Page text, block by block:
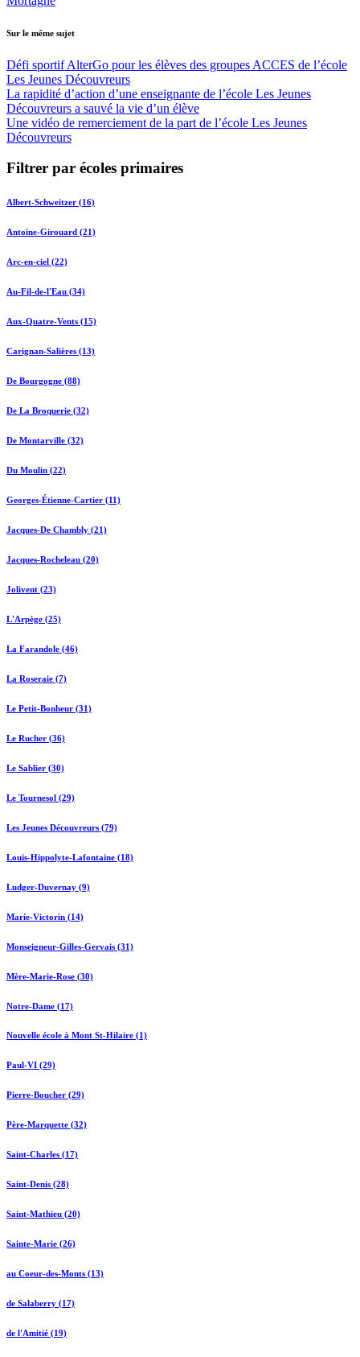
Sur le même sujet
Défi sportif AlterGo pour les élèves des groupes ACCES de l’école
Les Jeunes Découvreurs
La rapidité d’action d’une enseignante de l’école Les Jeunes
Découvreurs a sauvé la vie d’un élève
Une vidéo de remerciement de la part de l’école Les Jeunes
Découvreurs
Filtrer par écoles primaires
Albert-Schweitzer (16)
Antoine-Girouard (21)
Arc-en-ciel (22)
Au-Fil-de-l'Eau (34)
Aux-Quatre-Vents (15)
Carignan-Salières (13)
De Bourgogne (88)
De La Broquerie (32)
De Montarville (32)
Du Moulin (22)
Georges-Étienne-Cartier (11)
Jacques-De Chambly (21)
Jacques-Rocheleau (20)
Jolivent (23)
L'Arpège (25)
La Farandole (46)
La Roseraie (7)
Le Petit-Bonheur (31)
Le Rucher (36)
Le Sablier (30)
Le Tournesol (29)
Les Jeunes Découvreurs (79)
Louis-Hippolyte-Lafontaine (18)
Ludger-Duvernay (9)
Marie-Victorin (14)
Monseigneur-Gilles-Gervais (31)
Mère-Marie-Rose (30)
Notre-Dame (17)
Nouvelle école à Mont St-Hilaire (1)
Paul-VI (29)
Pierre-Boucher (29)
Père-Marquette (32)
Saint-Charles (17)
Saint-Denis (28)
Saint-Mathieu (20)
Sainte-Marie (26)
au Coeur-des-Monts (13)
de Salaberry (17)
de l'Amitié (19)